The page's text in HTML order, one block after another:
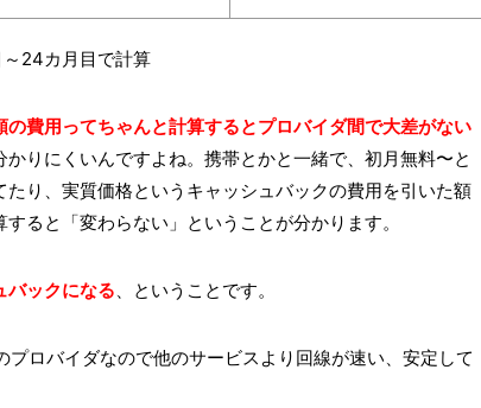
24カ月目で計算
の費用ってちゃんと計算するとプロバイダ間で大差がない
りにくいんですよね。携帯とかと一緒で、初月無料〜と
り、実質価格というキャッシュバックの費用を引いた額
ると「変わらない」ということが分かります。
バックになる 、ということです。
プロバイダなので他のサービスより回線が速い、安定して